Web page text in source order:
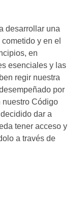
desarrollar una
y en el
en
esenciales y las
regir nuestra
por
nuestro Código
dar a
tener acceso y
a través de